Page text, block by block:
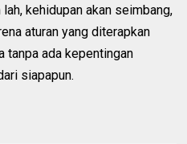
kehidupan akan seimbang,
aturan yang diterapkan
tanpa ada kepentingan
siapapun.